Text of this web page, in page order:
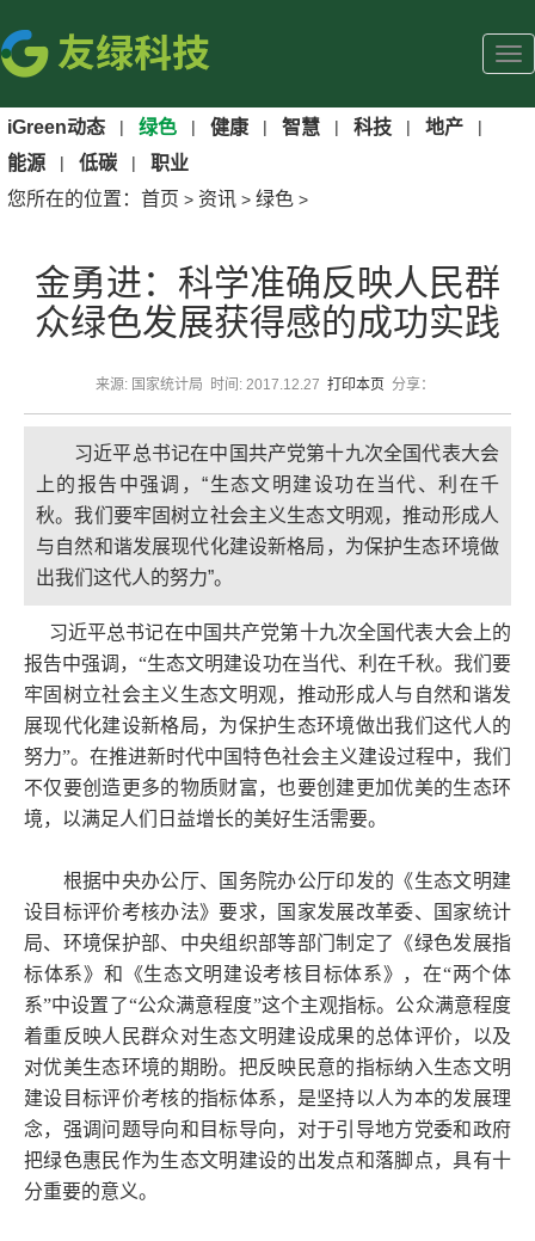
iGreen动态 | 绿色 | 健康 | 智慧 | 科技 | 地产 |
能源 | 低碳 |
职业
您所在的位置： 首页 > 资讯 > 绿色 >
金勇进：科学准确反映人民群
众绿色发展获得感的成功实践
来源: 国家统计局 时间: 2017.12.27 打印本页 分享：
习近平总书记在中国共产党第十九次全国代表大会
上的报告中强调，“生态文明建设功在当代、利在千
秋。我们要牢固树立社会主义生态文明观，推动形成人
与自然和谐发展现代化建设新格局，为保护生态环境做
出我们这代人的努力”。
习近平总书记在中国共产党第十九次全国代表大会上的
报告中强调，“生态文明建设功在当代、利在千秋。我们要
牢固树立社会主义生态文明观，推动形成人与自然和谐发
展现代化建设新格局，为保护生态环境做出我们这代人的
努力”。在推进新时代中国特色社会主义建设过程中，我们
不仅要创造更多的物质财富，也要创建更加优美的生态环
境，以满足人们日益增长的美好生活需要。
根据中央办公厅、国务院办公厅印发的《生态文明建
设目标评价考核办法》要求，国家发展改革委、国家统计
局、环境保护部、中央组织部等部门制定了《绿色发展指
标体系》和《生态文明建设考核目标体系》，在“两个体
系”中设置了“公众满意程度”这个主观指标。公众满意程度
着重反映人民群众对生态文明建设成果的总体评价，以及
对优美生态环境的期盼。把反映民意的指标纳入生态文明
建设目标评价考核的指标体系，是坚持以人为本的发展理
念，强调问题导向和目标导向，对于引导地方党委和政府
把绿色惠民作为生态文明建设的出发点和落脚点，具有十
分重要的意义。